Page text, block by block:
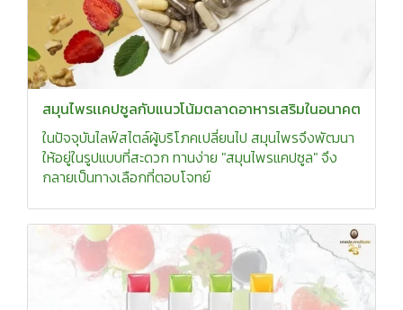
สมุนไพรเเคปซูลกับแนวโน้มตลาดอาหารเสริมในอนาคต
ในปัจจุบันไลฟ์สไตล์ผู้บริโภคเปลี่ยนไป สมุนไพรจึงพัฒนา
ให้อยู่ในรูปแบบที่สะดวก ทานง่าย "สมุนไพรแคปซูล" จึง
กลายเป็นทางเลือกที่ตอบโจทย์